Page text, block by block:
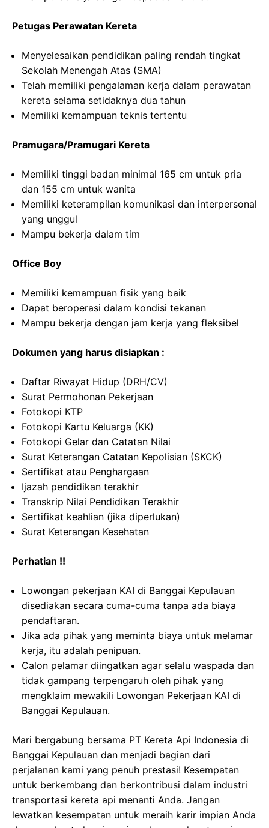
Petugas Perawatan Kereta
Menyelesaikan pendidikan paling rendah tingkat
Sekolah Menengah Atas (SMA)
Telah memiliki pengalaman kerja dalam perawatan
kereta selama setidaknya dua tahun
Memiliki kemampuan teknis tertentu
Pramugara/Pramugari Kereta
Memiliki tinggi badan minimal 165 cm untuk pria
dan 155 cm untuk wanita
Memiliki keterampilan komunikasi dan interpersonal
yang unggul
Mampu bekerja dalam tim
Office Boy
Memiliki kemampuan fisik yang baik
Dapat beroperasi dalam kondisi tekanan
Mampu bekerja dengan jam kerja yang fleksibel
Dokumen yang harus disiapkan :
Daftar Riwayat Hidup (DRH/CV)
Surat Permohonan Pekerjaan
Fotokopi KTP
Fotokopi Kartu Keluarga (KK)
Fotokopi Gelar dan Catatan Nilai
Surat Keterangan Catatan Kepolisian (SKCK)
Sertifikat atau Penghargaan
Ijazah pendidikan terakhir
Transkrip Nilai Pendidikan Terakhir
Sertifikat keahlian (jika diperlukan)
Surat Keterangan Kesehatan
Perhatian !!
Lowongan pekerjaan KAI di Banggai Kepulauan
disediakan secara cuma-cuma tanpa ada biaya
pendaftaran.
Jika ada pihak yang meminta biaya untuk melamar
kerja, itu adalah penipuan.
Calon pelamar diingatkan agar selalu waspada dan
tidak gampang terpengaruh oleh pihak yang
mengklaim mewakili Lowongan Pekerjaan KAI di
Banggai Kepulauan.
Mari bergabung bersama PT Kereta Api Indonesia di
Banggai Kepulauan dan menjadi bagian dari
perjalanan kami yang penuh prestasi! Kesempatan
untuk berkembang dan berkontribusi dalam industri
transportasi kereta api menanti Anda. Jangan
lewatkan kesempatan untuk meraih karir impian Anda